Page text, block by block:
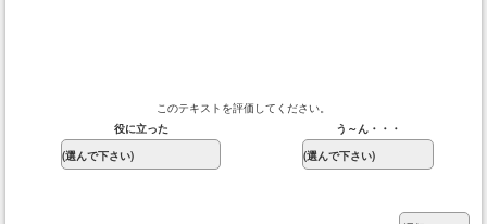
このテキストを評価してください。
役に立った
う～ん・・・